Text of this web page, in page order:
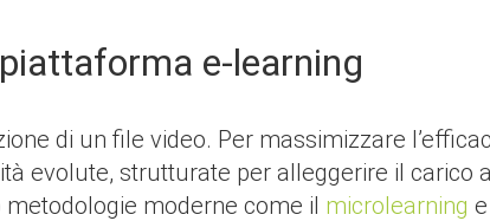
e-learning
di un file video. Per massimizzare
evolute, strutturate per alleggerire il carico
moderne come il microlearning